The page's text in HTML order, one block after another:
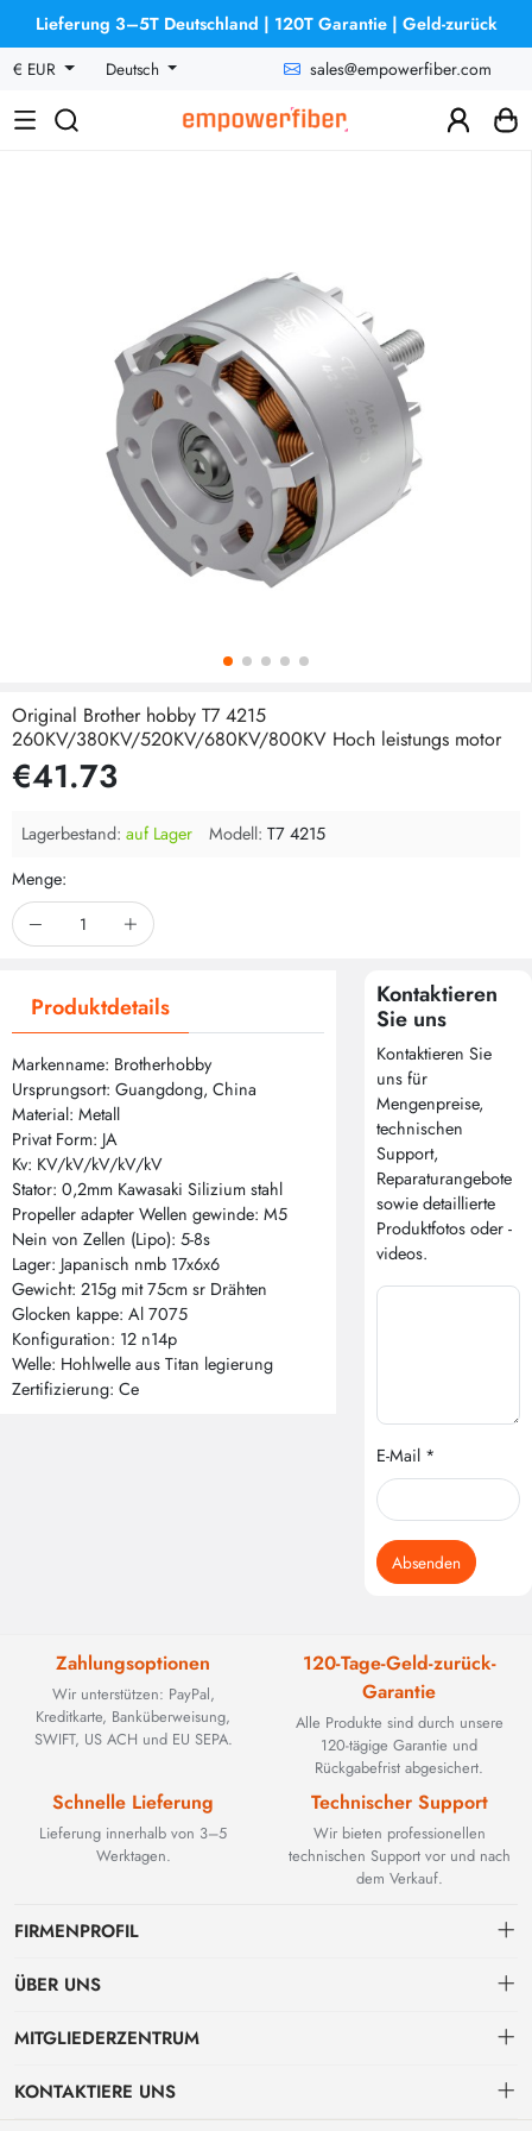
Lieferung 3–5T Deutschland | 120T Garantie | Geld-zurück
€ EUR
Deutsch sales@empowerfiber.com
Original Brother hobby T7 4215
260KV/380KV/520KV/680KV/800KV Hoch leistungs motor
€41.73
Lagerbestand: auf Lager Modell: T7 4215
Menge:
Produktdetails
Markenname: Brotherhobby
Ursprungsort: Guangdong, China
Material: Metall
Privat Form: JA
Kv: KV/kV/kV/kV/kV
Stator: 0,2mm Kawasaki Silizium stahl
Propeller adapter Wellen gewinde: M5
Nein von Zellen (Lipo): 5-8s
Lager: Japanisch nmb 17x6x6
Gewicht: 215g mit 75cm sr Drähten
Glocken kappe: Al 7075
Konfiguration: 12 n14p
Welle: Hohlwelle aus Titan legierung
Zertifizierung: Ce
Kontaktieren
Sie uns
Kontaktieren Sie
uns für
Mengenpreise,
technischen
Support,
Reparaturangebote
sowie detaillierte
Produktfotos oder -
videos.
E-Mail *
Absenden
Zahlungsoptionen
Wir unterstützen: PayPal,
Kreditkarte, Banküberweisung,
SWIFT, US ACH und EU SEPA.
120-Tage-Geld-zurück-
Garantie
Alle Produkte sind durch unsere
120-tägige Garantie und
Rückgabefrist abgesichert.
Schnelle Lieferung
Lieferung innerhalb von 3–5
Werktagen.
Technischer Support
Wir bieten professionellen
technischen Support vor und nach
dem Verkauf.
FIRMENPROFIL
BEYOND TECHNOLOGY INTERNATIONAL LIMITED wurde 2002
Glasfaserlösungen. Mit der Weiterentwicklung industrieller Netzwerke
ÜBER UNS
Kontakt
Zahlungs & Rechnungsbedingungen
MITGLIEDERZENTRUM
persönliches Zentrum
KONTAKTIERE UNS